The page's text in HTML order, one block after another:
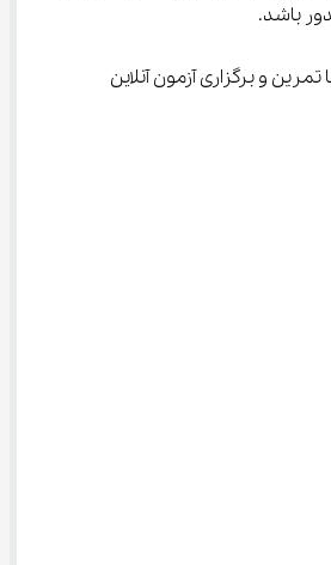
باشد.
و برگزاری آزمون آنلاین